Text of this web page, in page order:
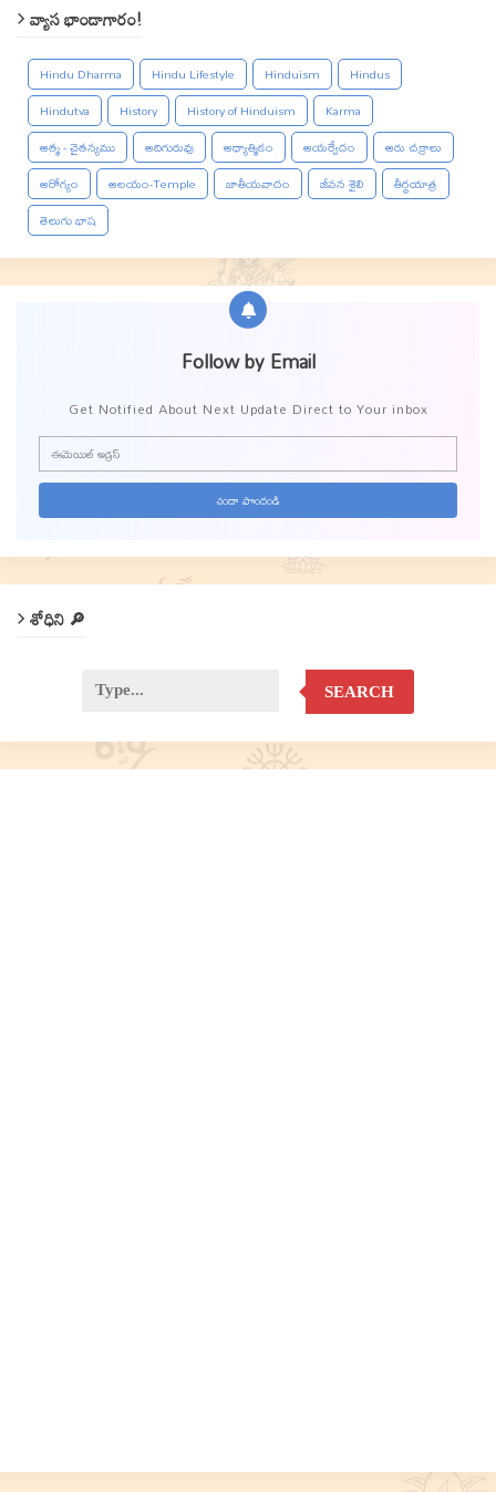
వ్యాస భాండాగారం!
Hindu Dharma Hindu Lifestyle Hinduism
Hindus
Hindutva
History History of Hinduism
Karma
ఆత్మ - చైతన్యము
ఆదిగురువు ఆధ్యాత్మికం ఆయర్వేదం
ఆరు చక్రాలు
ఆరోగ్యం
ఆలయం-Temple జాతీయవాదం జీవన శైలి
తీర్థయాత్ర
తెలుగు భాష
Follow by Email
Get Notified About Next Update Direct to Your inbox
శోధిని 🔎
SEARCH